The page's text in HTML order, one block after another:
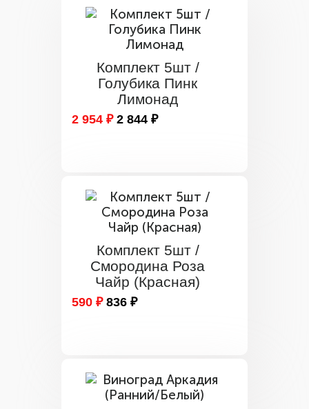
Комплект 5шт /
Голубика Пинк
Лимонад
2 954 ₽ 2 844 ₽
Комплект 5шт /
Смородина Роза
Чайр (Красная)
590 ₽ 836 ₽